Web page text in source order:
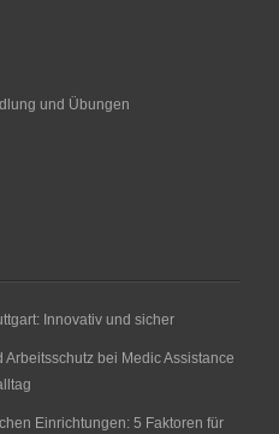
und Übungen
Innovativ und sicher
bei Medic Assistance
Einrichtungen: 5 Faktoren für